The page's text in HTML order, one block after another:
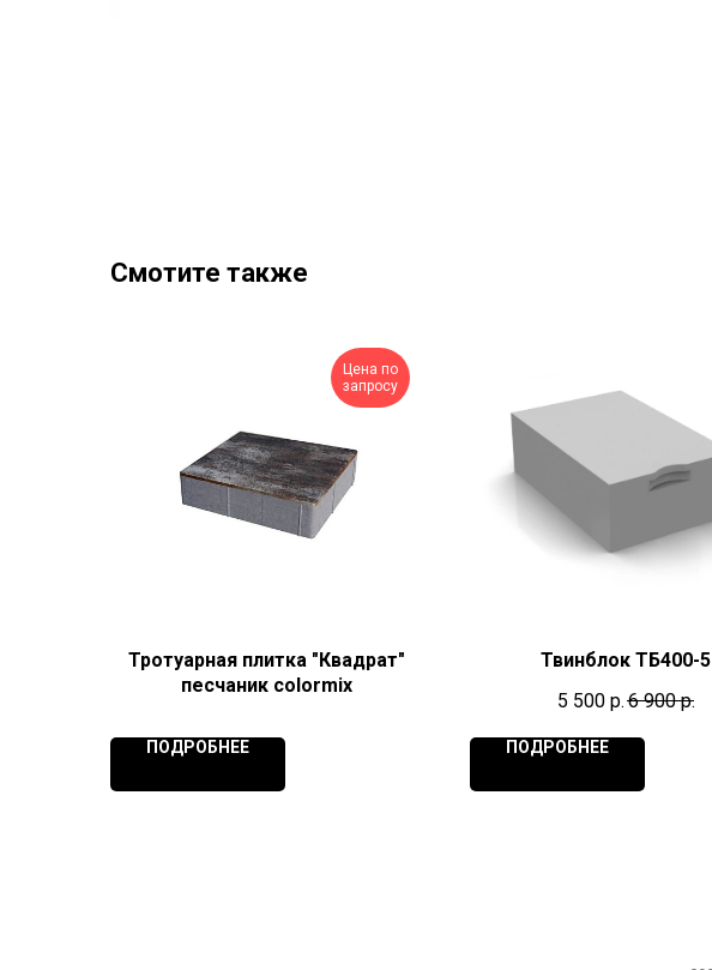
Смотите также
Цена по
запросу
Тротуарная плитка "Квадрат"
песчаник colormix
ПОДРОБНЕЕ
Твинблок ТБ400-5
5 500 р.6 900 р.
ПОДРОБНЕЕ